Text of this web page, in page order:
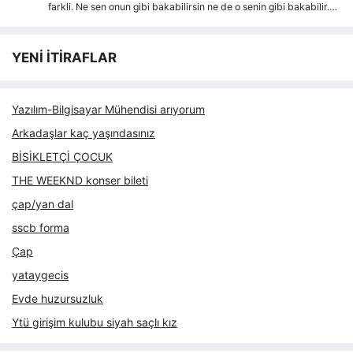
farkli. Ne sen onun gibi bakabilirsin ne de o senin gibi bakabilir.…
YENİ İTİRAFLAR
Yazılım-Bilgisayar Mühendisi arıyorum
Arkadaşlar kaç yaşındasınız
BİSİKLETÇİ ÇOCUK
THE WEEKND konser bileti
çap/yan dal
sscb forma
Çap
yataygecis
Evde huzursuzluk
Ytü girişim kulubu siyah saçlı kız